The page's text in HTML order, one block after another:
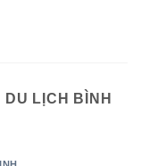
LỊCH BÌNH